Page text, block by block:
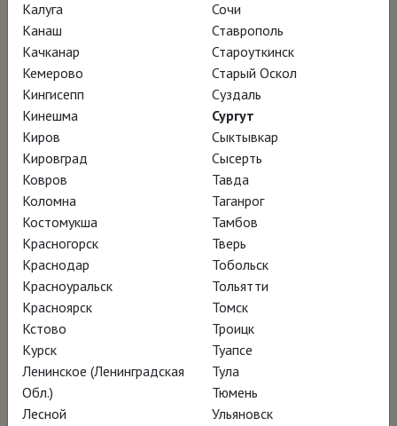
НАГРАДЫ
Фестиваль европейского кино в Севилье –
участник программы
Кинофестиваль Talento Andaluz – участник
программы
Кинофестиваль в Малаге – участник
программы
Кинофестиваль FICG – участник программы
Кинофестиваль MASTER OF ART – участник
программы
Кинофестиваль CINESPAÑA – участник
программы
Фестиваль фильмов об искусстве в Бейруте
– участник программы
Калуга
Канаш
Качканар
Кемерово
Кингисепп
Кинешма
Киров
Кировград
Ковров
Коломна
Костомукша
Красногорск
Краснодар
Красноуральск
Красноярск
Кстово
Курск
Ленинское (Ленинградская
Обл.)
Лесной
Сочи
Ставрополь
Староуткинск
Старый Оскол
Суздаль
Сургут
Сыктывкар
Сысерть
Тавда
Таганрог
Тамбов
Тверь
Тобольск
Тольятти
Томск
Троицк
Туапсе
Тула
Тюмень
Ульяновск